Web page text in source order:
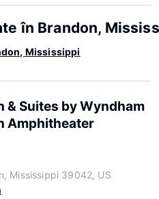
în Brandon,
Mississippi
& Suites by Wyndham
Amphitheater
Mississippi 39042, US